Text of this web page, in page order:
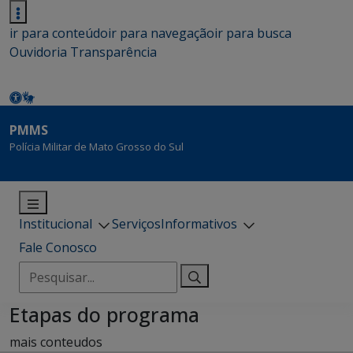
ir para conteúdoir para navegaçãoir para busca
Ouvidoria Transparência
PMMS
Polícia Militar de Mato Grosso do Sul
Institucional ServiçosInformativos
Fale Conosco
Pesquisar
por:
Etapas do programa
mais conteudos